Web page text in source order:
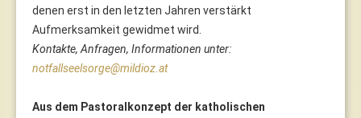
denen erst in den letzten Jahren verstärkt
Aufmerksamkeit gewidmet wird.
Kontakte, Anfragen, Informationen unter:
notfallseelsorge@mildioz.at
Aus dem Pastoralkonzept der katholischen